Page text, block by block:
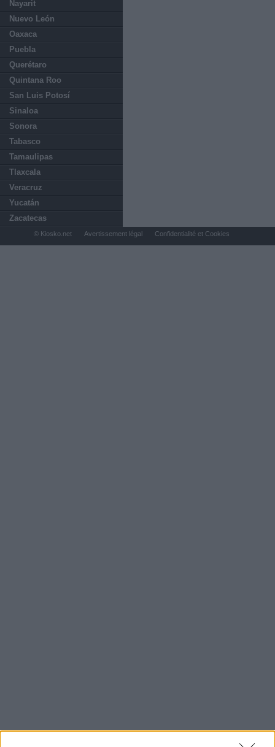
Nayarit
Nuevo León
Oaxaca
Puebla
Querétaro
Quintana Roo
San Luis Potosí
Sinaloa
Sonora
Tabasco
Tamaulipas
Tlaxcala
Veracruz
Yucatán
Zacatecas
© Kiosko.net Avertissement légal Confidentialité et Cookies